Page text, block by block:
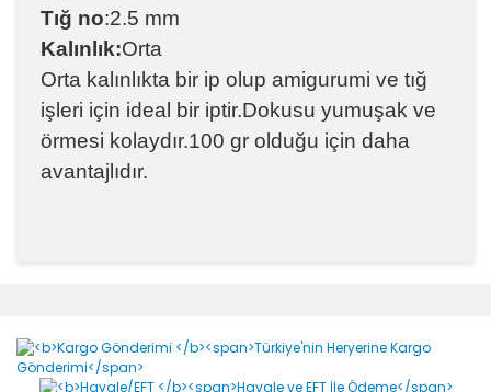
Tığ no:2.5 mm
Kalınlık:Orta
Orta kalınlıkta bir ip olup amigurumi ve tığ
işleri için ideal bir iptir.Dokusu yumuşak ve
örmesi kolaydır.100 gr olduğu için daha
avantajlıdır.
Yorum Yaz
Ürün resmi kalitesiz, bozuk veya görüntülenemiyor.